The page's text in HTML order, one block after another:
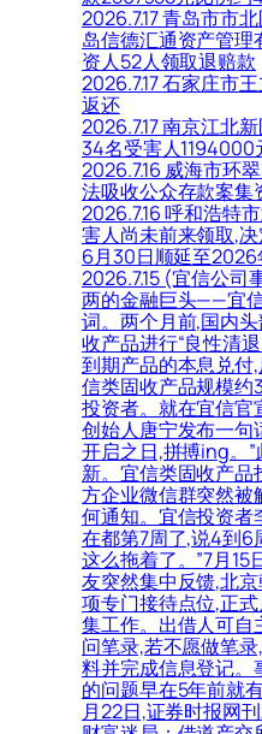
2026.7.17 青岛市市
岛信德汇通资产管
资人52人领取退赔款
2026.7.17 石家庄市
返还
2026.7.17 南京江北
34名受害人1194000
2026.7.16 威海市环
法吸收公众存款案集
2026.7.16 呼和浩特
害人尚未前来领取,
6月30日顺延至2026
2026.7.15 (宜信公司
两的金融巨头——宜
词。两个月前,国内
收产品进行“良性清
到期产品的本息兑付
信类固收产品规模
投资者。就在宜信官
创始人唐宁发布一句
开启之日,拼搏ing。
新。宜信类固收产品
方企业微信群突然被
何通知。宜信投资者
在都第7周了,说4到6
这么拖着了。”7月
友突然集中反馈,北
项专门接待点位,正
集工作。出借人可自
问笔录,若不愿做笔
料并完成信息登记。
的问题早在5年前就
月22日,证券时报网